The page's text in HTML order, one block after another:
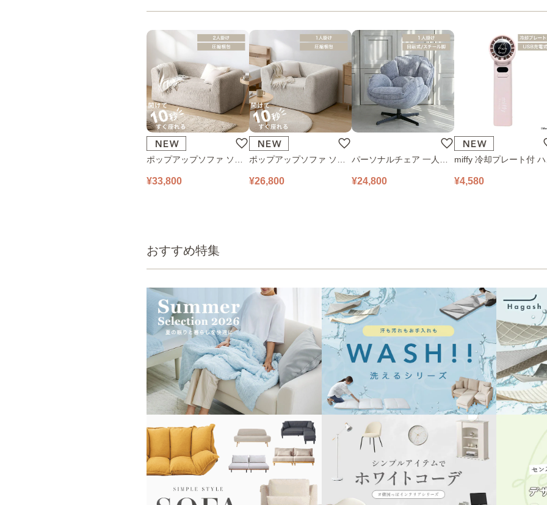
ポップアップソファ ソフ
2人掛け PUS1-2SA ベージ
¥33,800
ポップアップソファ ソフ
1人掛け PUS1-1SA ベージ
¥26,800
パーソナルチェア 一人掛
ブルーグレー
¥24,800
miffy 冷却プレート付 ハ
ピンク
¥4,580
おすすめ特集